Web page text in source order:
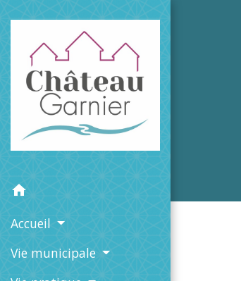
home
Accueil
Vie municipale